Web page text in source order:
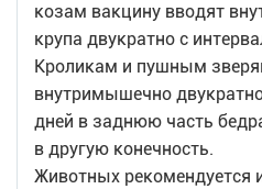
козам вакцину вводят
крупа двукратно с
Кроликам и пушным
внутримышечно
дней в заднюю часть
в другую конечность.
Животных рекомендуется